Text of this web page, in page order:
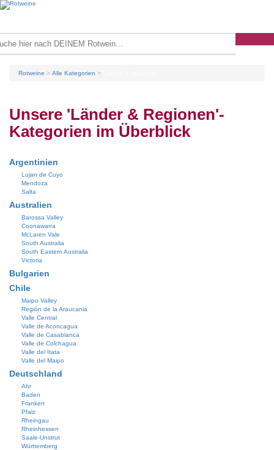
Rotweine Alle Kategorien
Unsere 'Länder & Regionen'-
Kategorien im Überblick
Argentinien
Lujan de Cuyo
Mendoza
Salta
Australien
Barossa Valley
Coonawarra
McLaren Vale
South Australia
South Eastern Australia
Victoria
Bulgarien
Chile
Maipo Valley
Región de la Araucania
Valle Central
Valle de Aconcagua
Valle de Casablanca
Valle de Colchagua
Valle del Itata
Valle del Maipo
Deutschland
Ahr
Baden
Franken
Pfalz
Rheingau
Rheinhessen
Saale-Unstrut
Württemberg